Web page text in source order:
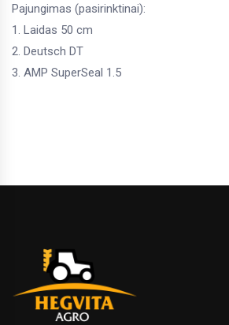
Pajungimas (pasirinktinai):
1. Laidas 50 cm
2. Deutsch DT
3. AMP SuperSeal 1.5